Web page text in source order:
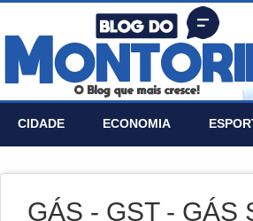
CIDADE ECONOMIA
GÁS - GST - GÁS